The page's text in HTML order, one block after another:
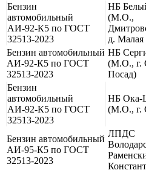
Бензин
автомобильный
АИ-92-К5 по ГОСТ
32513-2023
НБ
(М.О.,
д. Малая
Бензин автомобильный
АИ-92-К5 по ГОСТ
32513-2023
НБ
(М.О., г.
Посад)
Бензин
автомобильный
АИ-92-К5 по ГОСТ
32513-2023
НБ Ока-
(М.О., г.
Бензин автомобильный
АИ-95-К5 по ГОСТ
32513-2023
ЛПДС